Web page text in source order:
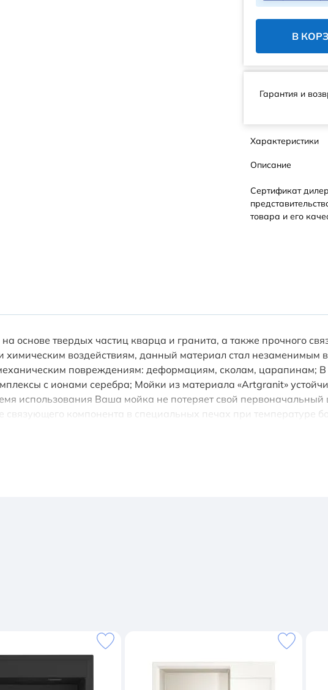
В
Гарантия и
Характеристики
Описание
Сертификат
товара и его
основе твердых частиц кварца и гранита, а также прочного
воздействиям, данный материал стал незаменимым в
повреждениям: деформациям, сколам, царапинам; В
с ионами серебра; Мойки из материала «Artgranit»
использования Ваша мойка не потеряет свой
связующего компонента в специальных печах при температуре
отдельно); • сифон.